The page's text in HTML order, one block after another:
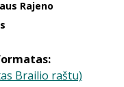
Rajeno
Brailio raštu)